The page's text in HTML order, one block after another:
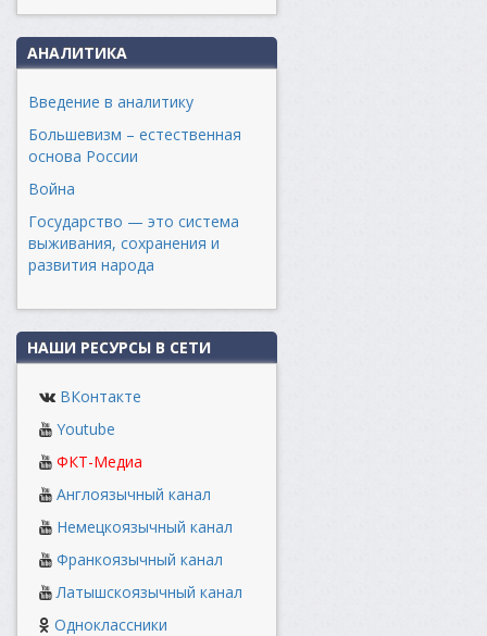
АНАЛИТИКА
Введение в аналитику
Большевизм – естественная
основа России
Война
Государство — это система
выживания, сохранения и
развития народа
НАШИ РЕСУРСЫ В СЕТИ
ВКонтакте
Youtube
ФКТ-Медиа
Англоязычный канал
Немецкоязычный канал
Франкоязычный канал
Латышскоязычный канал
Одноклассники